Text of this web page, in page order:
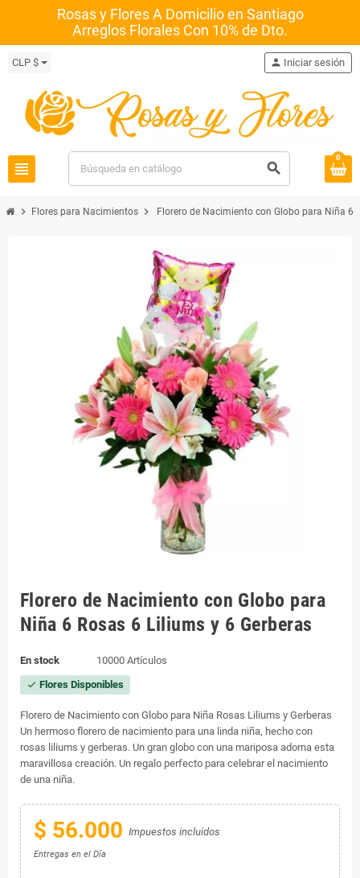
Rosas y Flores A Domicilio en Santiago
Arreglos Florales Con 10% de Dto.
CLP $
view_headline search
person Iniciar sesión
0
chevron_right Flores para Nacimientos chevron_right Florero de Nacimiento con Globo para Niña 6
Florero de Nacimiento con Globo para
Niña 6 Rosas 6 Liliums y 6 Gerberas
En stock 10000 Artículos
check Flores Disponibles
Florero de Nacimiento con Globo para Niña Rosas Liliums y Gerberas
Un hermoso florero de nacimiento para una linda niña, hecho con
rosas liliums y gerberas. Un gran globo con una mariposa adorna esta
maravillosa creación. Un regalo perfecto para celebrar el nacimiento
de una niña.
$ 56.000 Impuestos incluidos
Entregas en el Día